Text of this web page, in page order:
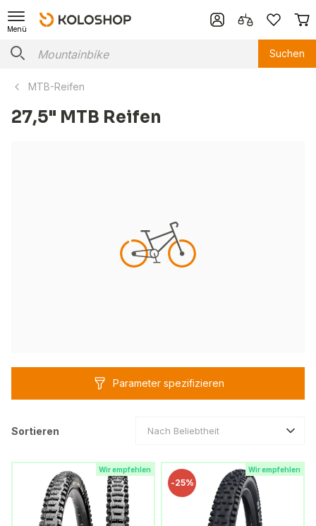
Menü
Suchen
MTB-Reifen
27,5" MTB Reifen
Parameter spezifizieren
Sortieren Nach Beliebtheit
Wir empfehlen Wir empfehlen
-25%